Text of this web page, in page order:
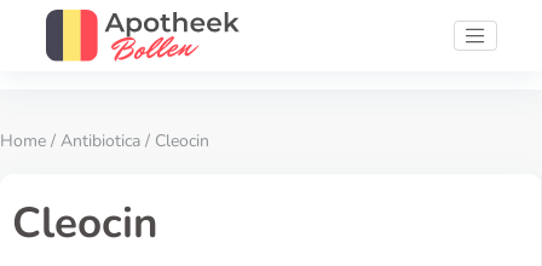
Home / Antibiotica / Cleocin
Cleocin